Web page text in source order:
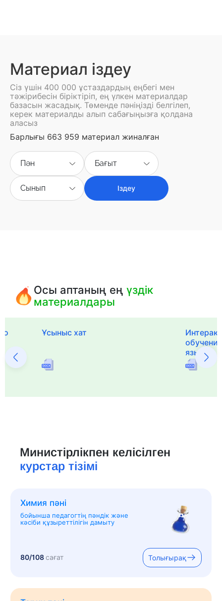
Материал іздеу
Сіз үшін 400 000 ұстаздардың еңбегі мен
тәжірибесін біріктіріп, ең үлкен материалдар
базасын жасадық. Төменде пәніңізді белгілеп,
керек материалды алып сабағыңызға қолдана
аласыз
Барлығы 663 959 материал жиналған
Пән Бағыт
Сынып Іздеу
Осы аптаның еңүздік
материалдары
Ұсыныс хат
языка и
Министірлікпен келісілген
курстар тізімі
Химия пәні
бойынша педагогтің пәндік және
кәсіби құзыреттілігін дамыту
80/108сағат Толығырақ